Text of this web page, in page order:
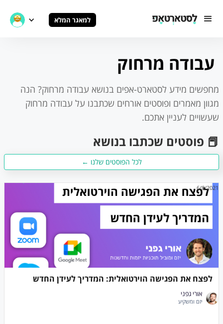
למאגר המלא
עבודה מרחוק
מחפשים מידע לסטארט-אפים בנושא עבודה מרחוק? הנה
מגוון מאמרים ופוסטים אורחים שכתבנו על עבודה מרחוק
שעשויים לעניין אתכם.
📕 פוסטים שכתבו בנושא
לכל הפוסטים שלנו ←
לפצח את הפגישה הוירטואלית: המדריך לעידן החדש
אורי גפני
יזם ומשקיע
6/8/2021